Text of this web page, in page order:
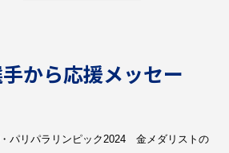
から応援メッセー
パリパラリンピック2024 金メダリストの